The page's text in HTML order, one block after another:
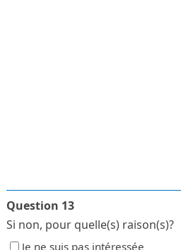
Question 13
Si non, pour quelle(s) raison(s)?
Je ne suis pas intéressée